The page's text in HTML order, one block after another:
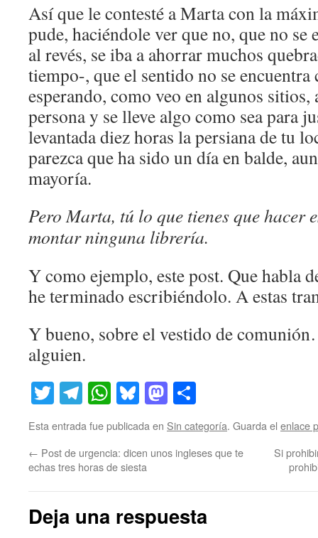
Así que le contesté a Marta con la
pude, haciéndole ver que no, que no se
al revés, se iba a ahorrar muchos
tiempo-, que el sentido no se encuentra
esperando, como veo en algunos sitios,
persona y se lleve algo como sea para
levantada diez horas la persiana de tu
parezca que ha sido un día en balde,
mayoría.
Pero Marta, tú lo que tienes que hacer
montar ninguna librería.
Y como ejemplo, este post. Que habla
he terminado escribiéndolo. A estas
Y bueno, sobre el vestido de
alguien.
TwitterTelegram
WhatsApp
BlueskyMastodon
Esta entrada fue publicada en Sin categoría. Guarda el enlace
← Post de urgencia: dicen unos ingleses que te
echas tres horas de siesta
Si
Deja una respuesta